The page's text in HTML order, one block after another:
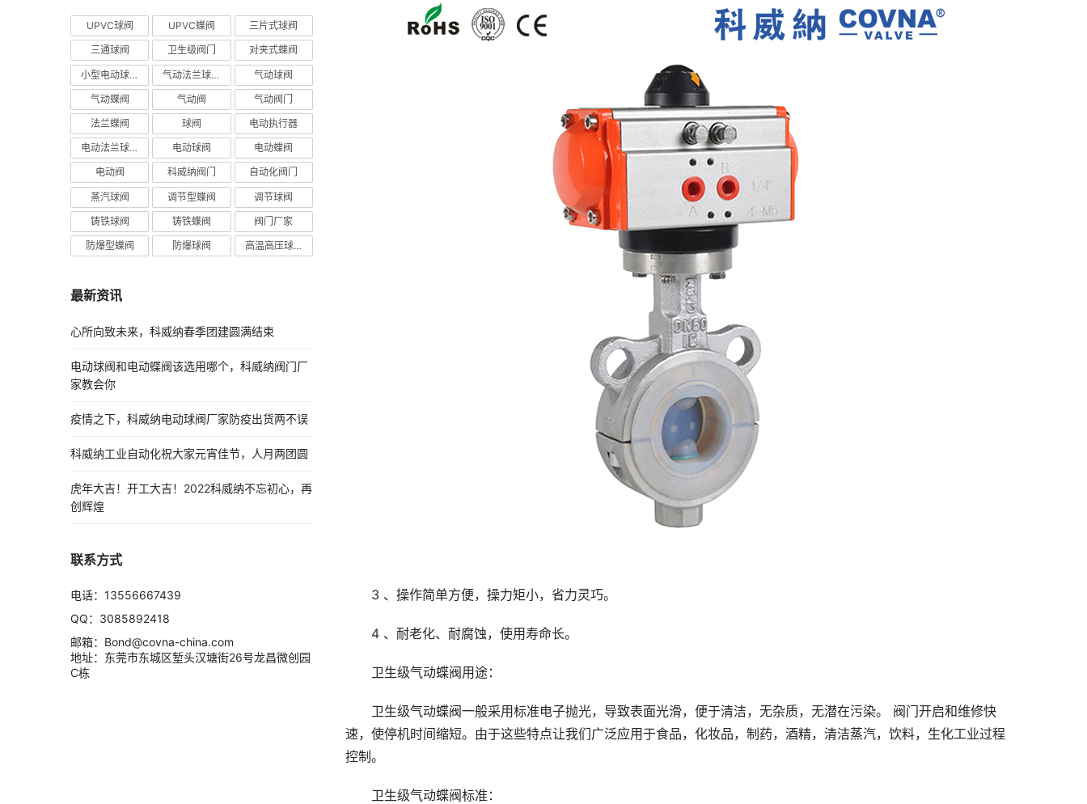
3 、操作简单方便，操力矩小，省力灵巧。
4 、耐老化、耐腐蚀，使用寿命长。
卫生级气动蝶阀用途：
卫生级气动蝶阀一般采用标准电子抛光，导致表面光滑，便于清洁，无杂质，无潜在污染。 阀门开启和维修快
速，使停机时间缩短。由于这些特点让我们广泛应用于食品，化妆品，制药，酒精，清洁蒸汽，饮料，生化工业过程
控制。
卫生级气动蝶阀标准：
UPVC球阀 UPVC蝶阀 三片式球阀
三通球阀 卫生级阀门 对夹式蝶阀
小型电动球阀 气动法兰球阀 气动球阀
气动蝶阀 气动阀 气动阀门
法兰蝶阀 球阀 电动执行器
电动法兰球阀 电动球阀 电动蝶阀
电动阀 科威纳阀门 自动化阀门
蒸汽球阀 调节型蝶阀 调节球阀
铸铁球阀 铸铁蝶阀 阀门厂家
防爆型蝶阀 防爆球阀 高温高压球阀
最新资讯
心所向致未来，科威纳春季团建圆满结束
电动球阀和电动蝶阀该选用哪个，科威纳阀门厂
家教会你
疫情之下，科威纳电动球阀厂家防疫出货两不误
科威纳工业自动化祝大家元宵佳节，人月两团圆
虎年大吉！开工大吉！2022科威纳不忘初心，再
创辉煌
联系方式
电话：13556667439
QQ：3085892418
邮箱：Bond@covna-china.com
地址：东莞市东城区堑头汉塘街26号龙昌微创园
C栋